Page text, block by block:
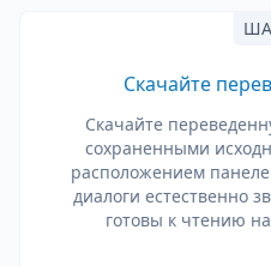
Скачайте
Скачайте
сохраненными
расположением
диалоги естественно
готовы к чтению